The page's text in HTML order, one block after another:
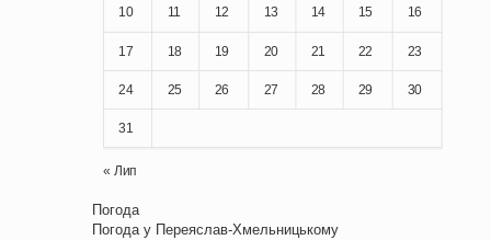
10 11 12 13 14 15 16
17 18 19 20 21 22 23
24 25 26 27 28 29 30
31
« Лип
Погода
Погода у Переяслав-Хмельницькому